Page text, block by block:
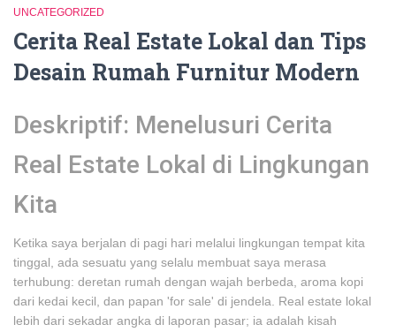
UNCATEGORIZED
Cerita Real Estate Lokal dan Tips
Desain Rumah Furnitur Modern
Deskriptif: Menelusuri Cerita
Real Estate Lokal di Lingkungan
Kita
Ketika saya berjalan di pagi hari melalui lingkungan tempat kita
tinggal, ada sesuatu yang selalu membuat saya merasa
terhubung: deretan rumah dengan wajah berbeda, aroma kopi
dari kedai kecil, dan papan 'for sale' di jendela. Real estate lokal
lebih dari sekadar angka di laporan pasar; ia adalah kisah